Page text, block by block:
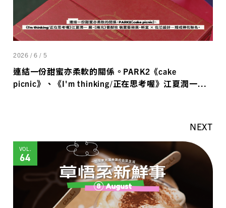
2026 / 6 / 5
連結一份甜蜜亦柔軟的關係。PARK2《cake
picnic》、《I'm thinking/正在思考喔》江夏潤一
NEXT
VOL.
64